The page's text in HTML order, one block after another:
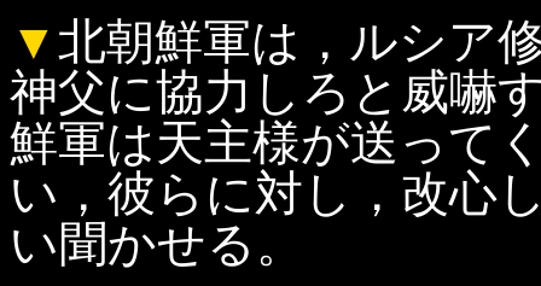
▼北朝鮮軍は，ルシア
神父に協力しろと威嚇
鮮軍は天主様が送って
い，彼らに対し，改心
い聞かせる。